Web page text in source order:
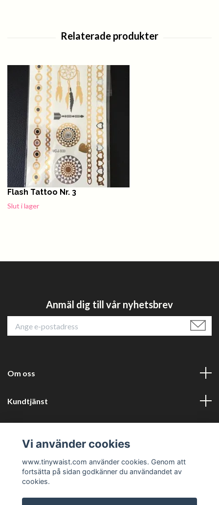
Flash Tattoo Nr. 3
Slut i lager
Anmäl dig till vår nyhetsbrev
Om oss
Kundtjänst
Sociala medier
Vi använder cookies
www.tinywaist.com använder cookies. Genom att
fortsätta på sidan godkänner du användandet av
cookies.